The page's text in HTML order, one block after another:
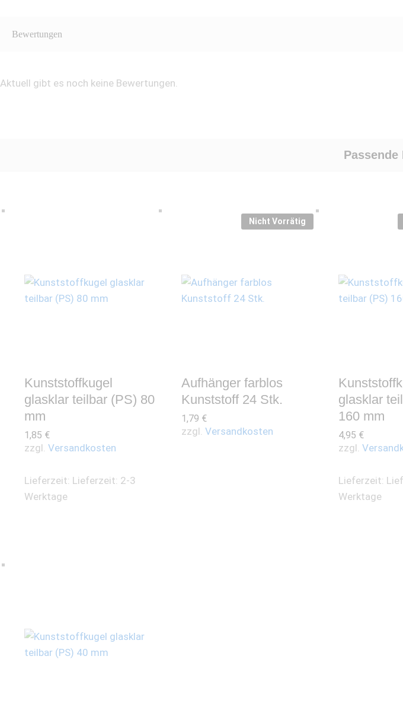
Bewertungen
Aktuell gibt es noch keine Bewertungen.
Passende
Kunststoffkugel
glasklar teilbar (PS) 80
mm
1,85 €
zzgl. Versandkosten
Lieferzeit: Lieferzeit: 2-3
Werktage
Nicht Vorrätig
Aufhänger farblos
Kunststoff 24 Stk.
1,79 €
zzgl. Versandkosten
glasklar
160 mm
4,95 €
zzgl.
Lieferzeit:
Werktage